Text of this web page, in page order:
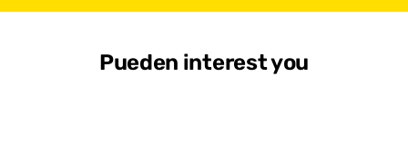
Pueden interest you